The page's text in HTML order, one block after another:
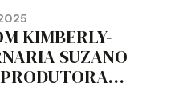
sindical.
KIMBERLY-
SUZANO